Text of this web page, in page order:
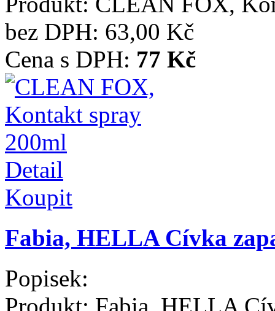
bez DPH: 63,00 Kč
Cena s DPH: 77 Kč
Detail
Koupit
Fabia, HELLA Cívka
Popisek: